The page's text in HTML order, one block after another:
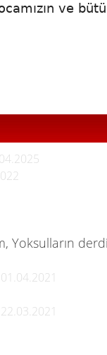
ve
Yoksulların